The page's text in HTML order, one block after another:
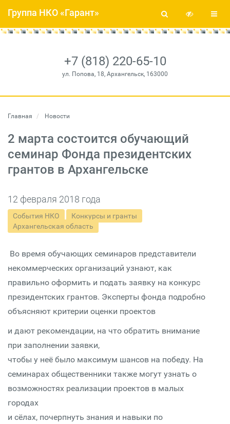
+7 (818) 220-65-10
ул. Попова, 18, Архангельск, 163000
Группа НКО «Гарант»
Главная Новости
2 марта состоится обучающий
семинар Фонда президентских
грантов в Архангельске
12 февраля 2018 года
События НКО
Конкурсы и гранты
Архангельская область
Во время обучающих семинаров представители
некоммерческих организаций узнают, как
правильно оформить и подать заявку на конкурс
президентских грантов. Эксперты фонда подробно
объясняют критерии оценки проектов
и дают рекомендации, на что обратить внимание
при заполнении заявки,
чтобы у неё было максимум шансов на победу. На
семинарах общественники также могут узнать о
возможностях реализации проектов в малых
городах
и сёлах, почерпнуть знания и навыки по